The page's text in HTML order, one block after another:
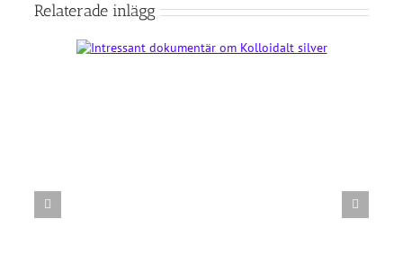
Relaterade inlägg